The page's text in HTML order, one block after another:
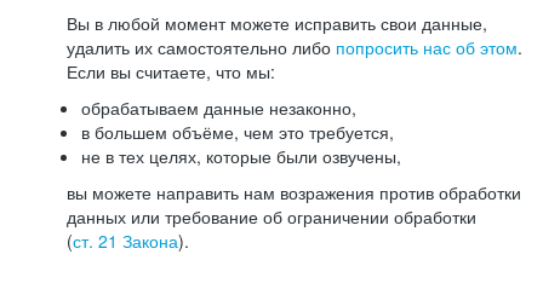
Вы в любой момент можете исправить свои данные,
удалить их самостоятельно либо попросить нас об этом.
Если вы считаете, что мы:
обрабатываем данные незаконно,
в большем объёме, чем это требуется,
не в тех целях, которые были озвучены,
вы можете направить нам возражения против обработки
данных или требование об ограничении обработки
(ст. 21 Закона).